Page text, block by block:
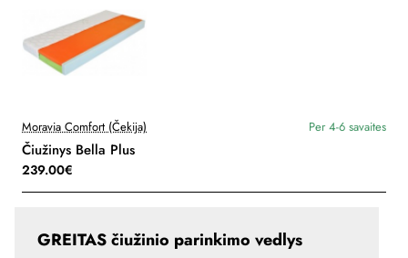
Moravia Comfort (Čekija) Per 4-6 savaites
Čiužinys Bella Plus
239.00€
GREITAS čiužinio parinkimo vedlys